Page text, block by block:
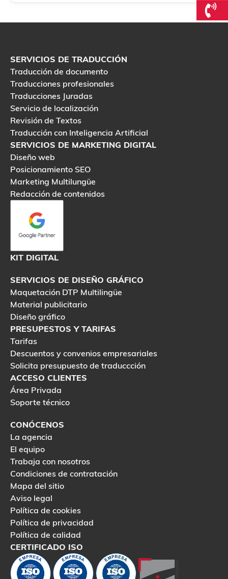
SERVICIOS DE TRADUCCIÓN
Traducción de documento
Traducciones profesionales
Traducciones Juradas
Servicio de localización
Revisión de Textos
Traducción con Inteligencia Artificial
SERVICIOS DE MARKETING DIGITAL
Diseño web
Posicionamiento SEO
Marketing Multilungüe
Redacción de contenidos
KIT DIGITAL
SERVICIOS DE DISEÑO GRÁFICO
Maquetación DTP Multilingüe
Material publicitario
Diseño gráfico
PRESUPESTOS Y TARIFAS
Tarifas
Descuentos y convenios empresariales
Solicita presupuesto de traduccción
ACCESO CLIENTES
Área Privada
Soporte técnico
CONÓCENOS
La agencia
El equipo
Trabaja con nosotros
Condiciones de contratación
Mapa del sitio
Aviso legal
Política de cookies
Política de privacidad
Política de calidad
CERTIFICADO ISO